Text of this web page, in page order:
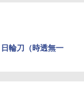
輪刀（時透無一